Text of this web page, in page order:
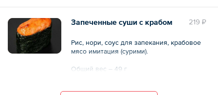
219 ₽
Запеченные суши с крабом
Рис, нори, соус для запекания, крабовое
мясо имитация (сурими).
Общий вес – 49 г